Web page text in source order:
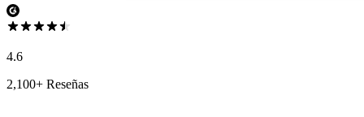
4.6
2,100+ Reseñas